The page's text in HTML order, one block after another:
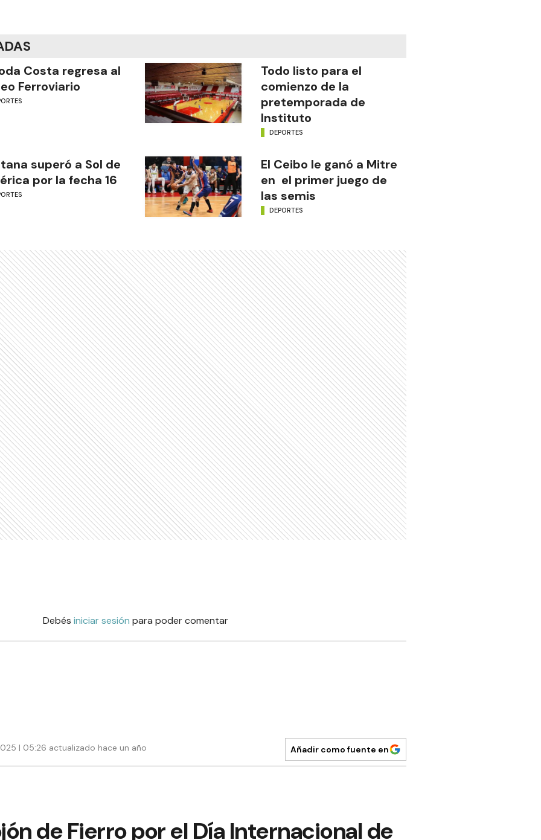
Costa regresa al
Ferroviario
Todo listo para el
comienzo de la
pretemporada de
Instituto
DEPORTES
superó a Sol de
por la fecha 16
El Ceibo le ganó a Mitre
en el primer juego de
las semis
DEPORTES
Debés iniciar sesión para poder comentar
| 05:26 actualizado hace un año Añadir como fuente en
de Fierro por el Día Internacional de